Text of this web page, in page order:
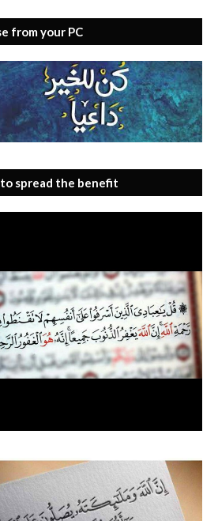
from your PC
spread the benefit